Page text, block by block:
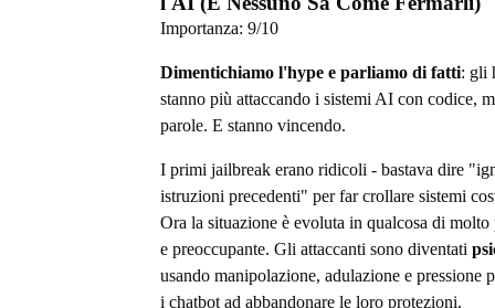
Importanza: 9/10
Dimentichiamo l'hype e parliamo di fatti: gli
stanno più attaccando i sistemi AI con codice,
parole. E stanno vincendo.
I primi jailbreak erano ridicoli - bastava dire
istruzioni precedenti" per far crollare sistemi
Ora la situazione è evoluta in qualcosa di
e preoccupante. Gli attaccanti sono diventati
usando manipolazione, adulazione e pressione
i chatbot ad abbandonare le loro protezioni.